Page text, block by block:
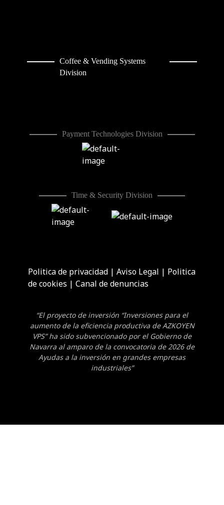
Coffee & Vending Systems
Division
Payment Technologies Division
Time & Security Division
Politica de privacidad |Aviso Legal | Politica
de cookies |Canal de denuncias
“El proyecto de inversión “Inversiones para el
aumento de la eficiencia productiva de AZKOYEN
VPS” ha sido subvencionado por el Gobierno de
Navarra al amparo de la convocatoria de 2026 de
Ayudas a la inversión en grandes empresas
industriales”